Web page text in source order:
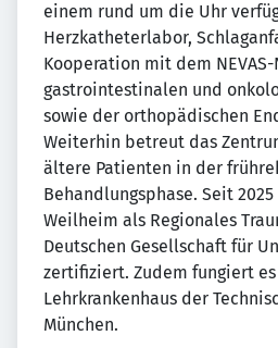
einem rund um die Uhr
Herzkatheterlabor,
Kooperation mit dem
gastrointestinalen und
sowie der orthopädischen
Weiterhin betreut das
ältere Patienten in der
Behandlungsphase. Seit
Weilheim als Regionales
Deutschen Gesellschaft für
zertifiziert. Zudem fungiert
Lehrkrankenhaus der
München.